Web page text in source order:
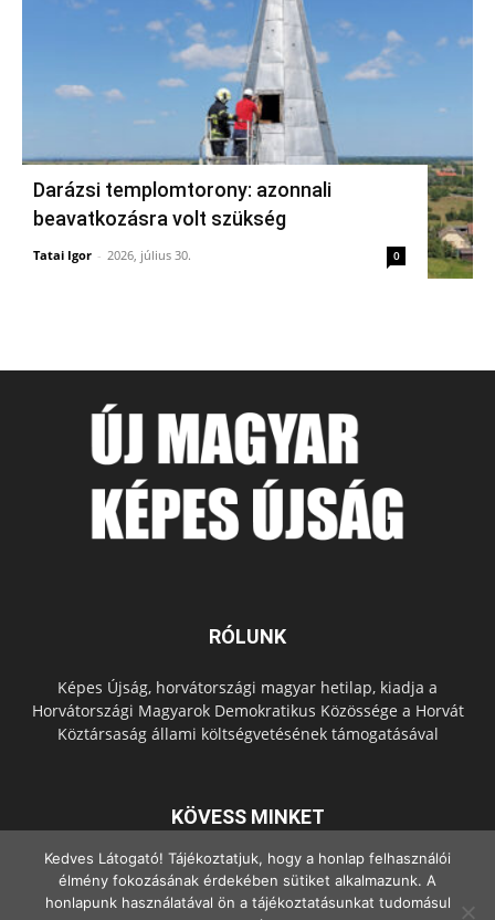
Darázsi templomtorony: azonnali
beavatkozásra volt szükség
Tatai Igor - 2026, július 30. 0
RÓLUNK
Képes Újság, horvátországi magyar hetilap, kiadja a
Horvátországi Magyarok Demokratikus Közössége a Horvát
Köztársaság állami költségvetésének támogatásával
KÖVESS MINKET
Kedves Látogató! Tájékoztatjuk, hogy a honlap felhasználói
élmény fokozásának érdekében sütiket alkalmazunk. A
honlapunk használatával ön a tájékoztatásunkat tudomásul